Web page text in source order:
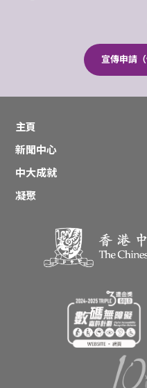
宣傳申請（
主頁
新聞中心
中大成就
凝聚